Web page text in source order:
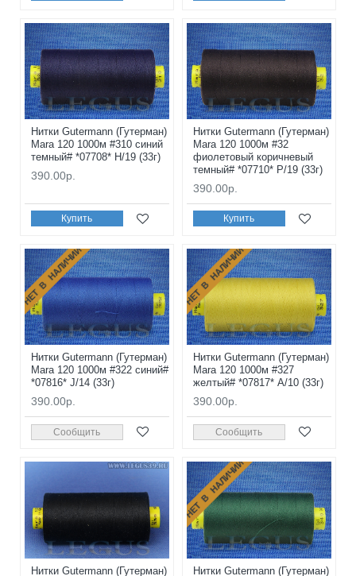
Нитки Gutermann (Гутерман)
Mara 120 1000м #310 синий
темный# *07708* H/19 (33г)
390.00р.
Купить
Нитки Gutermann (Гутерман)
Mara 120 1000м #32
фиолетовый коричневый
темный# *07710* P/19 (33г)
390.00р.
Купить
НЕТ В НАЛИЧИИ
Нитки Gutermann (Гутерман)
Mara 120 1000м #322 синий#
*07816* J/14 (33г)
390.00р.
Сообщить
НЕТ В НАЛИЧИИ
Нитки Gutermann (Гутерман)
Mara 120 1000м #327
желтый# *07817* A/10 (33г)
390.00р.
Сообщить
Нитки Gutermann (Гутерман)
НЕТ В НАЛИЧИИ
Нитки Gutermann (Гутерман)